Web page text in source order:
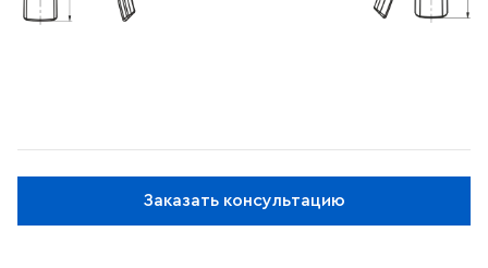
Заказать консультацию